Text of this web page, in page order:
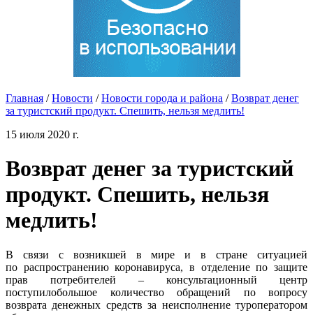
Главная / Новости / Новости города и района / Возврат денег
за туристский продукт. Спешить, нельзя медлить!
15 июля 2020 г.
Возврат денег за туристский
продукт. Спешить, нельзя
медлить!
В связи с возникшей в мире и в стране ситуацией
по распространению коронавируса, в отделение по защите
прав потребителей – консультационный центр
поступилобольшое количество обращений по вопросу
возврата денежных средств за неисполнение туроператором